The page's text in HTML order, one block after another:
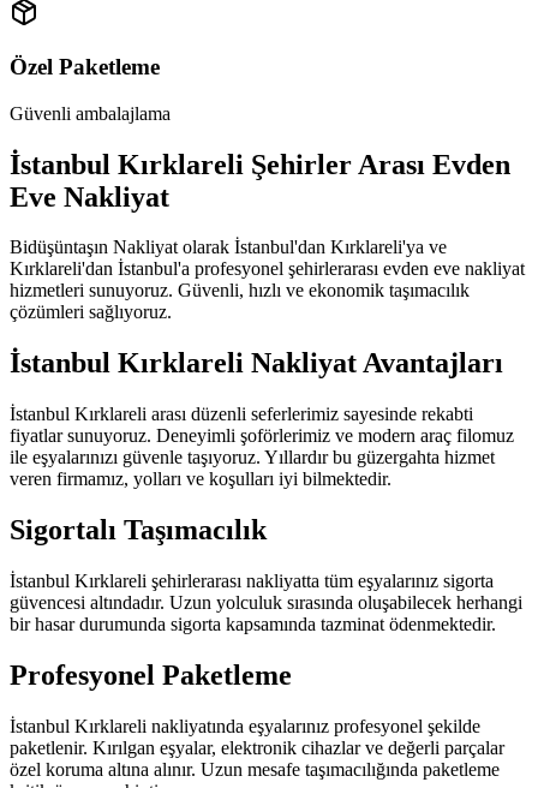
Özel Paketleme
Güvenli ambalajlama
İstanbul Kırklareli Şehirler Arası Evden
Eve Nakliyat
Bidüşüntaşın Nakliyat olarak İstanbul'dan Kırklareli'ya ve
Kırklareli'dan İstanbul'a profesyonel şehirlerarası evden eve nakliyat
hizmetleri sunuyoruz. Güvenli, hızlı ve ekonomik taşımacılık
çözümleri sağlıyoruz.
İstanbul Kırklareli Nakliyat Avantajları
İstanbul Kırklareli arası düzenli seferlerimiz sayesinde rekabti
fiyatlar sunuyoruz. Deneyimli şoförlerimiz ve modern araç filomuz
ile eşyalarınızı güvenle taşıyoruz. Yıllardır bu güzergahta hizmet
veren firmamız, yolları ve koşulları iyi bilmektedir.
Sigortalı Taşımacılık
İstanbul Kırklareli şehirlerarası nakliyatta tüm eşyalarınız sigorta
güvencesi altındadır. Uzun yolculuk sırasında oluşabilecek herhangi
bir hasar durumunda sigorta kapsamında tazminat ödenmektedir.
Profesyonel Paketleme
İstanbul Kırklareli nakliyatında eşyalarınız profesyonel şekilde
paketlenir. Kırılgan eşyalar, elektronik cihazlar ve değerli parçalar
özel koruma altına alınır. Uzun mesafe taşımacılığında paketleme